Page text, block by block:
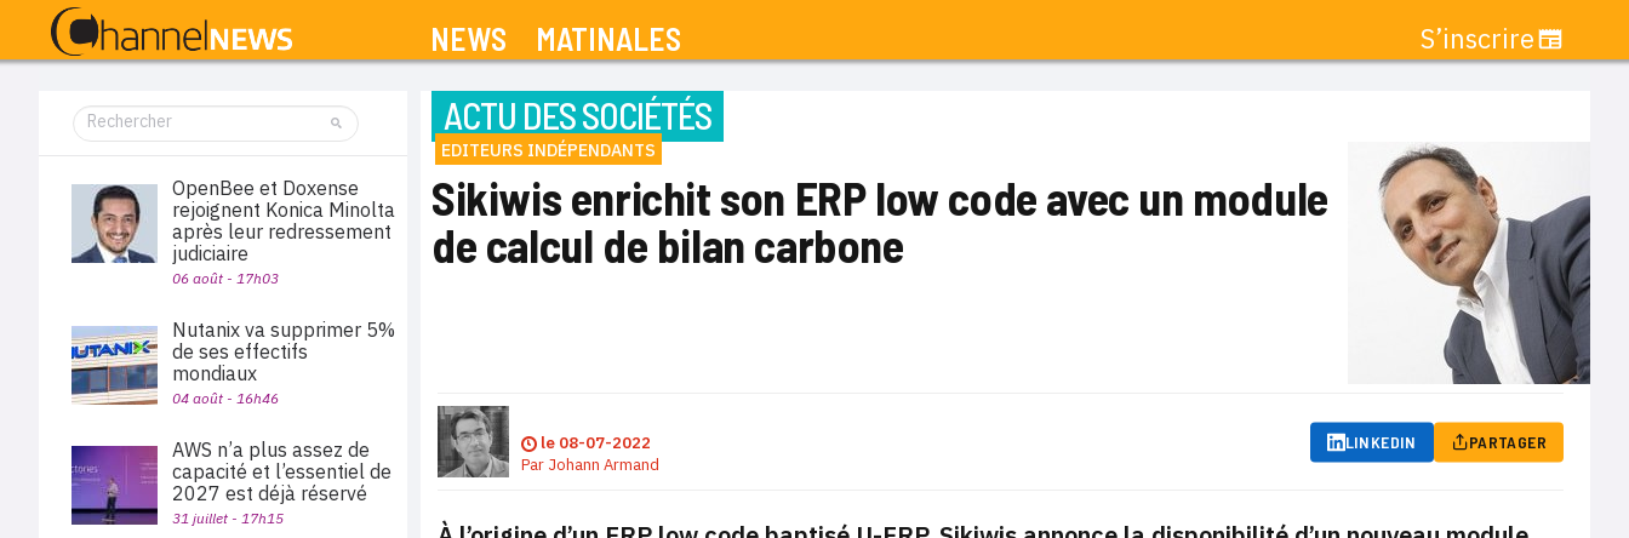
NEWS MATINALES S’inscrire
ACTU DES SOCIÉTÉS
EDITEURS INDÉPENDANTS
Sikiwis enrichit son ERP low code avec un module
de calcul de bilan carbone
le 08-07-2022
Par Johann Armand
LINKEDIN PARTAGER
OpenBee et Doxense
rejoignent Konica Minolta
après leur redressement
judiciaire
06 août - 17h03
Nutanix va supprimer 5%
de ses effectifs
mondiaux
04 août - 16h46
AWS n’a plus assez de
capacité et l’essentiel de
2027 est déjà réservé
31 juillet - 17h15